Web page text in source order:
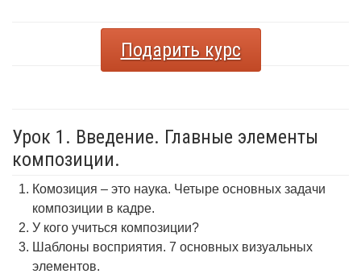
Подарить курс
Урок 1. Введение. Главные элементы
композиции.
Комозиция – это наука. Четыре основных задачи
композиции в кадре.
У кого учиться композиции?
Шаблоны восприятия. 7 основных визуальных
элементов.